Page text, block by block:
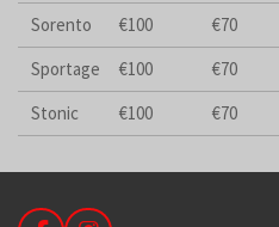
Sorento
€100 €70
Sportage
€100 €70
Stonic
€100 €70